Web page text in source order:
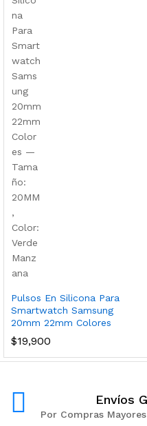
Pulsos En Silicona Para
Smartwatch Samsung
20mm 22mm Colores
$19,900
Envíos
Por Compras